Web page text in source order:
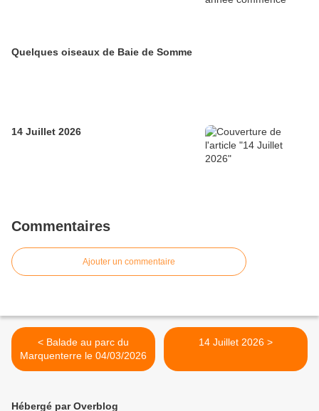
Quelques oiseaux de Baie de Somme
14 Juillet 2026
Commentaires
Ajouter un commentaire
< Balade au parc du
Marquenterre le 04/03/2026
14 Juillet 2026 >
Hébergé par Overblog